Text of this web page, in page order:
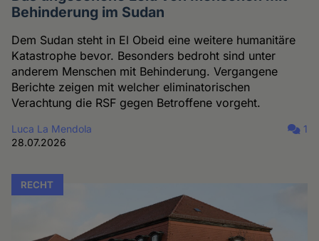
Behinderung im Sudan
Dem Sudan steht in El Obeid eine weitere humanitäre
Katastrophe bevor. Besonders bedroht sind unter
anderem Menschen mit Behinderung. Vergangene
Berichte zeigen mit welcher eliminatorischen
Verachtung die RSF gegen Betroffene vorgeht.
Luca La Mendola
28.07.2026
1
RECHT